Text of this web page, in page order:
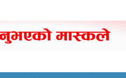
site